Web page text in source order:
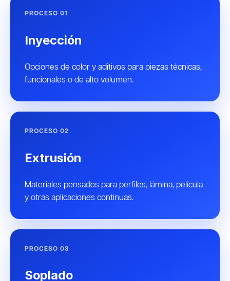
PROCESO 01
Inyección
Opciones de color y aditivos para piezas técnicas,
funcionales o de alto volumen.
PROCESO 02
Extrusión
Materiales pensados para perfiles, lámina, película
y otras aplicaciones continuas.
PROCESO 03
Soplado